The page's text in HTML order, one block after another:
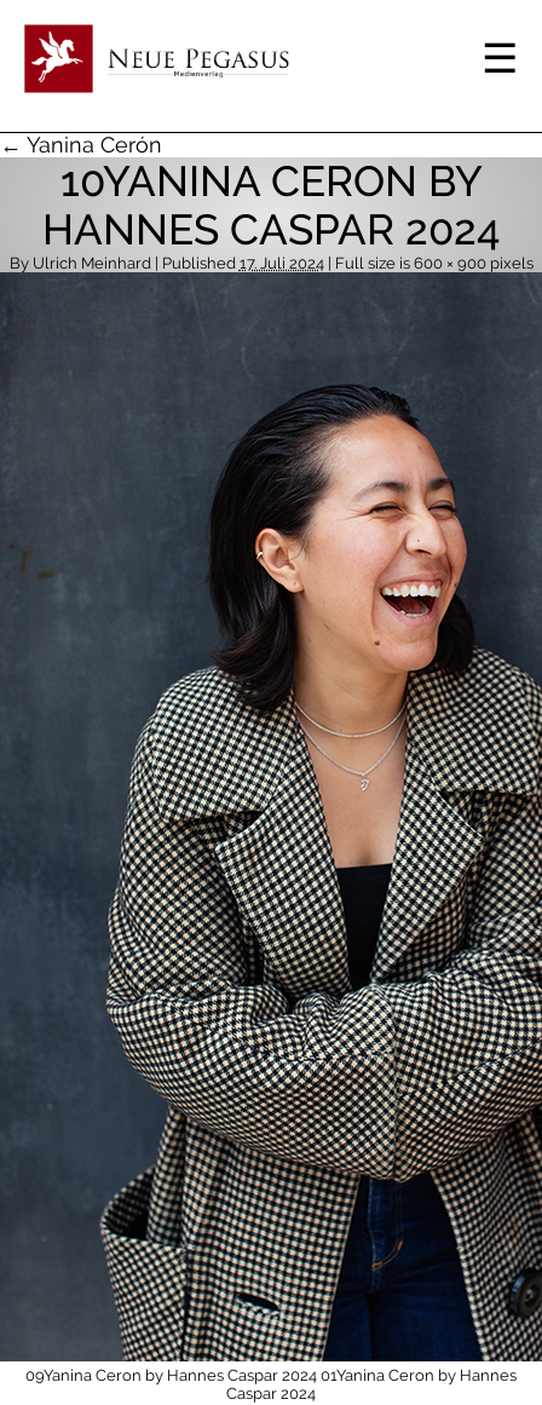
← Yanina Cerón
10YANINA CERON BY
HANNES CASPAR 2024
By Ulrich Meinhard| Published 17. Juli 2024| Full size is 600 × 900pixels
09Yanina Ceron by Hannes Caspar 2024 01Yanina Ceron by Hannes
Caspar 2024